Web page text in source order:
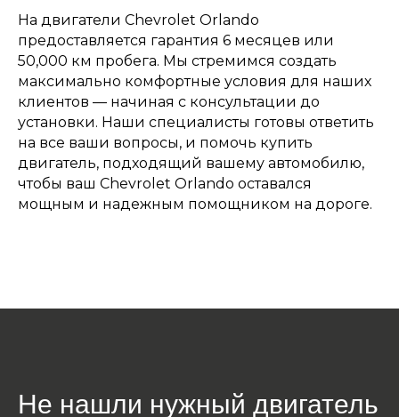
На двигатели Chevrolet Orlando
предоставляется гарантия 6 месяцев или
50,000 км пробега. Мы стремимся создать
максимально комфортные условия для наших
клиентов — начиная с консультации до
установки. Наши специалисты готовы ответить
на все ваши вопросы, и помочь купить
двигатель, подходящий вашему автомобилю,
чтобы ваш Chevrolet Orlando оставался
мощным и надежным помощником на дороге.
Не нашли нужный двигатель